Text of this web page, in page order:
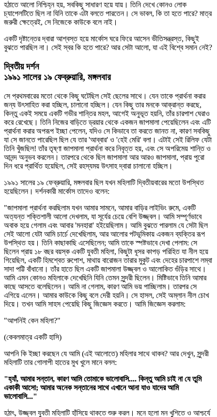
হঠাতে আলো নিশ্চিহ্ন হয়, সবকিছু সাধারণ হয়ে যায়। তিনি দেখে কোনও লোক
চ্যাপেলটিতে ছিল না যিনি তাকে এটা বলতে পারতেন। সে ভাবল, কি তা হতে পারে? মাত্র
জরুরী ক্ষেত্রেই, সে নিজেকে কাউকে বলে নাই।
একটি দৃষ্টান্তের দ্বারা আশ্বস্ত হয়ে মার্কোস ঘরে ফিরে আসেন ভীতিসন্ত্রস্ত, কিছুই
বুঝতে পারছিল না। সেই স্বর কি হতে পারে? আর সেটা আলো, যা এই বিশ্বে সমান নেই?
দ্বিতীয় দর্শন
১৯৯১ সালের ১৯ ফেব্রুয়ারি, মঙ্গলবার
সে প্রথমবারের মতো থেকে কিছু ঘটেছিল সেই ছেলের সাথে। যেন তাকে প্রার্থনা করার
জন্য উৎসাহিত করা হচ্ছিল, চালানো হচ্ছিল। যেন কিছু তার মনকে আক্রান্ত করছে,
কিন্তু একই সময়ে একটি গভীর শান্তির মহল, আগেই অনুভূত হয়নি, তাঁর চারপাশ ঘেরাও
করে রেখেছে। তিনি নিজের বাড়িতে ড্রয়ার থেকে একজন জাপমালা পেয়েছিলেন এবং এটি
প্রার্থনা করার অপরূপ ইচ্ছা পেলেন, যদিও সে কিভাবে তা করতে জানত না, কারণ সবকিছু
যা সে জানতে পারেছিল ছিল যে তার 'আব্বার' ও 'হেই মেরি' বলা। এটাই সেই রিলিফ যেটা
তিনি খুঁজছিল! তাঁর তৃষ্ণা জাপমালা প্রার্থনা করে নিবৃত্ত হয়, এবং সে অপরিমেয় শান্তি ও
আনন্দ অনুভব করলেন। তারপরে থেকে ছিল জাপমালা আর আরও জাপমালা, প্রায় পুরো
দিন ধরে প্রার্থিত হয়েছিল, সেই রহস্যময় উৎসাহ দ্বারা চালানো হচ্ছিল।
১৯৯১ সালের ১৯ ফেব্রুয়ারি, মঙ্গলবার ছিল যখন মহিলাটি দ্বিতীয়বারের মতো উপস্থিত
হয়েছিলেন। দর্শনকারী মার্কোস তাদেও বলেন:
"জাপমালা প্রার্থনা করছিলাম যখন আমার সামনে, আমার বাড়ির লাইভিং রুমে, একটি
অত্যন্ত শক্তিশালী আলো দেখলাম, যা সূর্যের চেয়ে বেশি উজ্জ্বল। আমি সম্পূর্ণভাবে
অবাক হয়ে গেলাম এবং আবার 'মনহারা' হইয়েছিলাম। আমি বুঝতে পারলাম যে সেটা ছিল
সেই আলো যেটা আমি চার্চে দেখেছিলাম, আর আলোর পটভূমিকায় একজন ব্যক্তির রূপ
উপস্থিত হয়। তিনি কাছাকাছি এসেছিলেন; আমি তাকে স্পষ্টভাবে দেখা পেলাম: সে
ছিলেন প্রায় ১৮ বছর বয়স্ক একটি যুবতী মহিলা, কিছুটা ধূসর কাপড় পরিহিত যা নীল হয়ে
গিয়েছিল, একটি হিমশ্বেত রুপোশ, মাথায় বারোজন তারার মুকুট এবং দেহের চারপাশে লম্বা
সাদা পট্টি বাঁধানো। তাঁর হাতে ছিল একটি জাপমালা উজ্জ্বল ও আলোকিত গুঁড়ির সাথে।
আমি এমন কোনও মহিলাকে দেখেছিনি যিনি তেমন সুন্দরী ছিলেন। মিষ্টিভাবে তিনি আমার
কাছে আসতে বলেছিলেন। আমি না গেলাম, কারণ আমি ভয় পাচ্ছিলাম। তারপর সে
এগিয়ে এলেন। আমার কাউকে কিছু বলে দেরী হয়নি। সে হাসল, সেই অম্লান নীল চোখ
দিয়ে। তখন আমি সাহস পেয়েছি কিছু জিজ্ঞেস করতে। আমি জিজ্ঞেস করলাম:
"আপনিই কেন মহিলা?"
(কেবলমাত্র একটি হাসি)
আপনি কি ইচ্ছা করছেন যে আমি (এই আলোতে) মহিলার সাথে থাকব? আর দেখুন, সুন্দরী
মহিলাটি তার গোলাপী হাতের মুখ খুলে মানে বলল:
"হ্যাঁ, আমার সন্তান, কারণ আমি তোমাকে ভালোবাসি.... কিন্তু আমি চাই না যে তুমি
একাকী আসো; আমার অনেক সন্তানের সাথে এখানে আনা যাও যাদের আমি
ভালোবাসি..."
হঠাৎ, উজ্জ্বল যুবতী মহিলাটি হাঁসিয়ে থাকতে শুরু করল। মনে হলো মন খুশিতে ও আশ্চর্যে